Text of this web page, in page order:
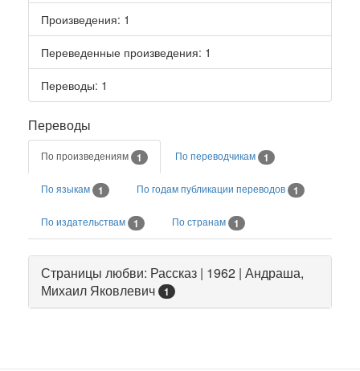
Произведения: 1
Переведенные произведения: 1
Переводы: 1
Переводы
По произведениям 1 По переводчикам 1
По языкам 1 По годам публикации переводов 1
По издательствам 1 По странам 1
Страницы любви: Рассказ | 1962 | Андраша,
Михаил Яковлевич
1